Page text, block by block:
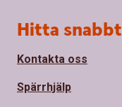
Sidfot
Hitta snabbt
Kontakta oss
Spärrhjälp